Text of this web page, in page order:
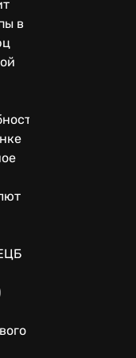
в